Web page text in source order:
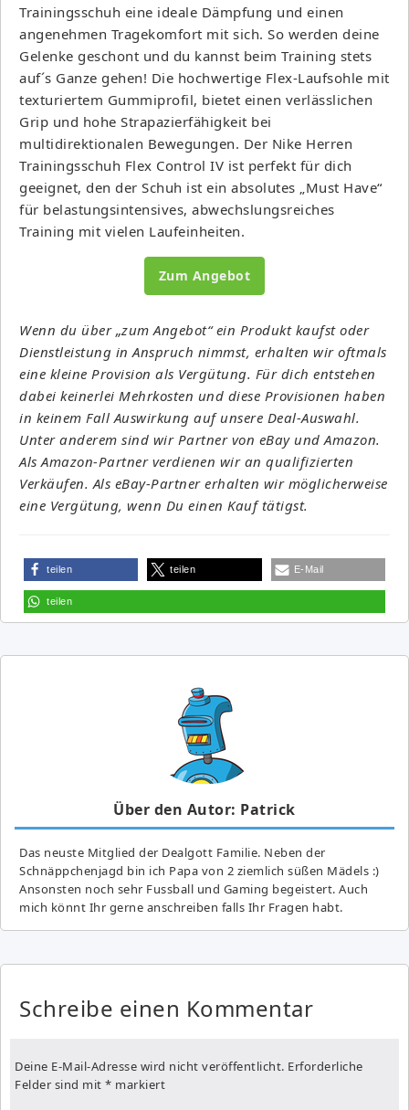
Trainingsschuh eine ideale Dämpfung und einen
angenehmen Tragekomfort mit sich. So werden deine
Gelenke geschont und du kannst beim Training stets
auf´s Ganze gehen! Die hochwertige Flex-Laufsohle mit
texturiertem Gummiprofil, bietet einen verlässlichen
Grip und hohe Strapazierfähigkeit bei
multidirektionalen Bewegungen. Der Nike Herren
Trainingsschuh Flex Control IV ist perfekt für dich
geeignet, den der Schuh ist ein absolutes „Must Have“
für belastungsintensives, abwechslungsreiches
Training mit vielen Laufeinheiten.
Zum Angebot
Wenn du über „zum Angebot“ ein Produkt kaufst oder
Dienstleistung in Anspruch nimmst, erhalten wir oftmals
eine kleine Provision als Vergütung. Für dich entstehen
dabei keinerlei Mehrkosten und diese Provisionen haben
in keinem Fall Auswirkung auf unsere Deal-Auswahl.
Unter anderem sind wir Partner von eBay und Amazon.
Als Amazon-Partner verdienen wir an qualifizierten
Verkäufen. Als eBay-Partner erhalten wir möglicherweise
eine Vergütung, wenn Du einen Kauf tätigst.
teilen teilen E-Mail
teilen
Über den Autor: Patrick
Das neuste Mitglied der Dealgott Familie. Neben der
Schnäppchenjagd bin ich Papa von 2 ziemlich süßen Mädels :)
Ansonsten noch sehr Fussball und Gaming begeistert. Auch
mich könnt Ihr gerne anschreiben falls Ihr Fragen habt.
Schreibe einen Kommentar
Deine E-Mail-Adresse wird nicht veröffentlicht. Erforderliche
Felder sind mit * markiert